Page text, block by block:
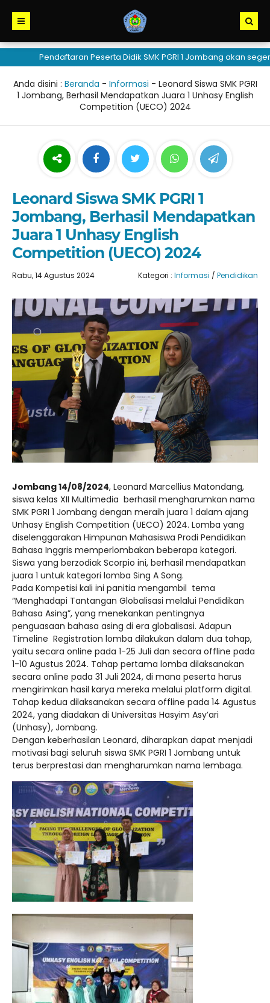
Pendaftaran Peserta Didik SMK PGRI 1 Jombang akan segera
Anda disini : Beranda - Informasi - Leonard Siswa SMK PGRI
1 Jombang, Berhasil Mendapatkan Juara 1 Unhasy English
Competition (UECO) 2024
Leonard Siswa SMK PGRI 1
Jombang, Berhasil Mendapatkan
Juara 1 Unhasy English
Competition (UECO) 2024
Rabu, 14 Agustus 2024 Kategori : Informasi / Pendidikan
Jombang 14/08/2024, Leonard Marcellius Matondang,
siswa kelas XII Multimedia berhasil mengharumkan nama
SMK PGRI 1 Jombang dengan meraih juara 1 dalam ajang
Unhasy English Competition (UECO) 2024. Lomba yang
diselenggarakan Himpunan Mahasiswa Prodi Pendidikan
Bahasa Inggris memperlombakan beberapa kategori.
Siswa yang berzodiak Scorpio ini, berhasil mendapatkan
juara 1 untuk kategori lomba Sing A Song.
Pada Kompetisi kali ini panitia mengambil tema
“Menghadapi Tantangan Globalisasi melalui Pendidikan
Bahasa Asing”, yang menekankan pentingnya
penguasaan bahasa asing di era globalisasi. Adapun
Timeline Registration lomba dilakukan dalam dua tahap,
yaitu secara online pada 1-25 Juli dan secara offline pada
1-10 Agustus 2024. Tahap pertama lomba dilaksanakan
secara online pada 31 Juli 2024, di mana peserta harus
mengirimkan hasil karya mereka melalui platform digital.
Tahap kedua dilaksanakan secara offline pada 14 Agustus
2024, yang diadakan di Universitas Hasyim Asy’ari
(Unhasy), Jombang.
Dengan keberhasilan Leonard, diharapkan dapat menjadi
motivasi bagi seluruh siswa SMK PGRI 1 Jombang untuk
terus berprestasi dan mengharumkan nama lembaga.